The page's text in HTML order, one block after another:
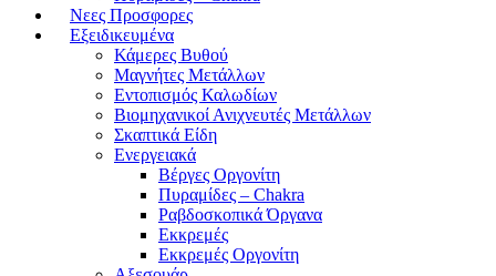
Νεες Προσφορες
Εξειδικευμένα
Κάμερες Βυθού
Μαγνήτες Μετάλλων
Εντοπισμός Καλωδίων
Βιομηχανικοί Ανιχνευτές Μετάλλων
Σκαπτικά Είδη
Ενεργειακά
Βέργες Οργονίτη
Πυραμίδες – Chakra
Ραβδοσκοπικά Όργανα
Εκκρεμές
Εκκρεμές Οργονίτη